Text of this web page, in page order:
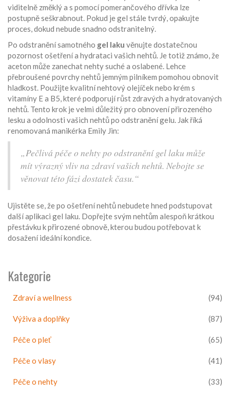
viditelně změklý a s pomocí pomerančového dřívka lze
postupně seškrabnout. Pokud je gel stále tvrdý, opakujte
proces, dokud nebude snadno odstranitelný.
Po odstranění samotného gel laku věnujte dostatečnou
pozornost ošetření a hydrataci vašich nehtů. Je totiž známo, že
aceton může zanechat nehty suché a oslabené. Lehce
přebroušené povrchy nehtů jemným pilníkem pomohou obnovit
hladkost. Použijte kvalitní nehtový olejíček nebo krém s
vitamíny E a B5, které podporují růst zdravých a hydratovaných
nehtů. Tento krok je velmi důležitý pro obnovení přirozeného
lesku a odolnosti vašich nehtů po odstranění gelu. Jak říká
renomovaná manikérka Emily Jin:
„Pečlivá péče o nehty po odstranění gel laku může
mít výrazný vliv na zdraví vašich nehtů. Nebojte se
věnovat této fázi dostatek času.“
Ujistěte se, že po ošetření nehtů nebudete hned podstupovat
další aplikaci gel laku. Dopřejte svým nehtům alespoň krátkou
přestávku k přirozené obnově, kterou budou potřebovat k
dosažení ideální kondice.
Kategorie
Zdraví a wellness (94)
Výživa a doplňky (87)
Péče o pleť (65)
Péče o vlasy (41)
Péče o nehty (33)